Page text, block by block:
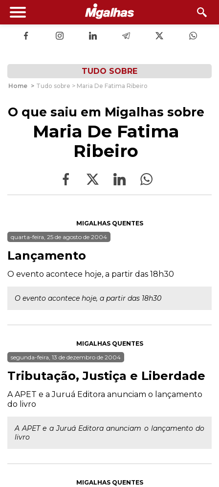
TUDO SOBRE
Home > Tudo sobre > Maria De Fatima Ribeiro
O que saiu em Migalhas sobre
Maria De Fatima
Ribeiro
MIGALHAS QUENTES
quarta-feira, 25 de agosto de 2004
Lançamento
O evento acontece hoje, a partir das 18h30
O evento acontece hoje, a partir das 18h30
MIGALHAS QUENTES
segunda-feira, 13 de dezembro de 2004
Tributação, Justiça e Liberdade
A APET e a Juruá Editora anunciam o lançamento
do livro
A APET e a Juruá Editora anunciam o lançamento do
livro
MIGALHAS QUENTES